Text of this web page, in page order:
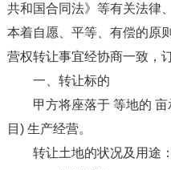
共和国合同法》等有关法律
本着自愿、平等、有偿的原
营权转让事宜经协商一致，
一、转让标的
甲方将座落于 等地的
目) 生产经营。
转让土地的状况及用途：